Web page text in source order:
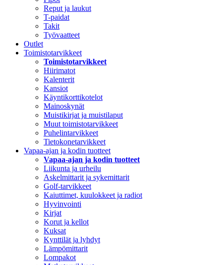
Reput ja laukut
T-paidat
Takit
Työvaatteet
Outlet
Toimistotarvikkeet
Toimistotarvikkeet
Hiirimatot
Kalenterit
Kansiot
Käyntikorttikotelot
Mainoskynät
Muistikirjat ja muistilaput
Muut toimistotarvikkeet
Puhelintarvikkeet
Tietokonetarvikkeet
Vapaa-ajan ja kodin tuotteet
Vapaa-ajan ja kodin tuotteet
Liikunta ja urheilu
Askelmittarit ja sykemittarit
Golf-tarvikkeet
Kaiuttimet, kuulokkeet ja radiot
Hyvinvointi
Kirjat
Korut ja kellot
Kuksat
Kynttilät ja lyhdyt
Lämpömittarit
Lompakot